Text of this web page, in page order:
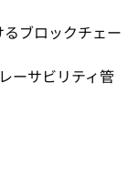
ブロックチェー
ーサビリティ管